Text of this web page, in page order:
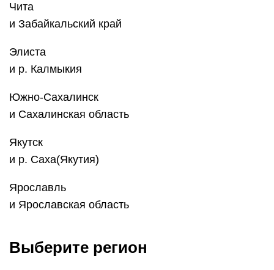
Чита
и Забайкальский край
Элиста
и р. Калмыкия
Южно-Сахалинск
и Сахалинская область
Якутск
и р. Саха(Якутия)
Ярославль
и Ярославская область
Выберите регион